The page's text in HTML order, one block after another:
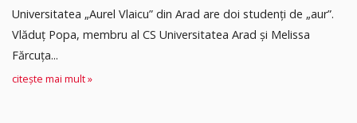
Universitatea „Aurel Vlaicu” din Arad are doi studenți de „aur”.
Vlăduț Popa, membru al CS Universitatea Arad și Melissa
Fărcuța...
citește mai mult »